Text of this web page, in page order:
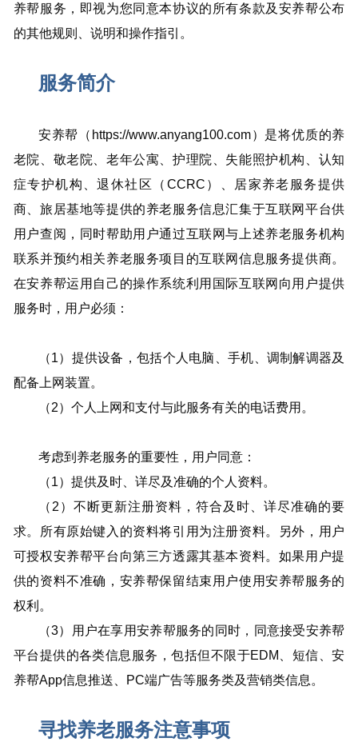
养帮服务，即视为您同意本协议的所有条款及安养帮公布
的其他规则、说明和操作指引。
服务简介
安养帮（https://www.anyang100.com）是将优质的养
老院、敬老院、老年公寓、护理院、失能照护机构、认知
症专护机构、退休社区（CCRC）、居家养老服务提供
商、旅居基地等提供的养老服务信息汇集于互联网平台供
用户查阅，同时帮助用户通过互联网与上述养老服务机构
联系并预约相关养老服务项目的互联网信息服务提供商。
在安养帮运用自己的操作系统利用国际互联网向用户提供
服务时，用户必须：
（1）提供设备，包括个人电脑、手机、调制解调器及
配备上网装置。
（2）个人上网和支付与此服务有关的电话费用。
考虑到养老服务的重要性，用户同意：
（1）提供及时、详尽及准确的个人资料。
（2）不断更新注册资料，符合及时、详尽准确的要
求。所有原始键入的资料将引用为注册资料。另外，用户
可授权安养帮平台向第三方透露其基本资料。如果用户提
供的资料不准确，安养帮保留结束用户使用安养帮服务的
权利。
（3）用户在享用安养帮服务的同时，同意接受安养帮
平台提供的各类信息服务，包括但不限于EDM、短信、安
养帮App信息推送、PC端广告等服务类及营销类信息。
寻找养老服务注意事项